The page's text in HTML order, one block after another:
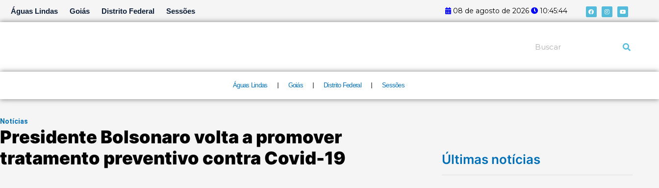
para
Águas Lindas Goiás Distrito Federal Sessões 08 de agosto de 2026 10:45:44 F
a
c
e
I
n
s
t
Y
o
u
t
Pesquisar
Águas Lindas Goiás Distrito Federal Sessões
Notícias
Presidente Bolsonaro volta a promover
tratamento preventivo contra Covid-19
Últimas notícias